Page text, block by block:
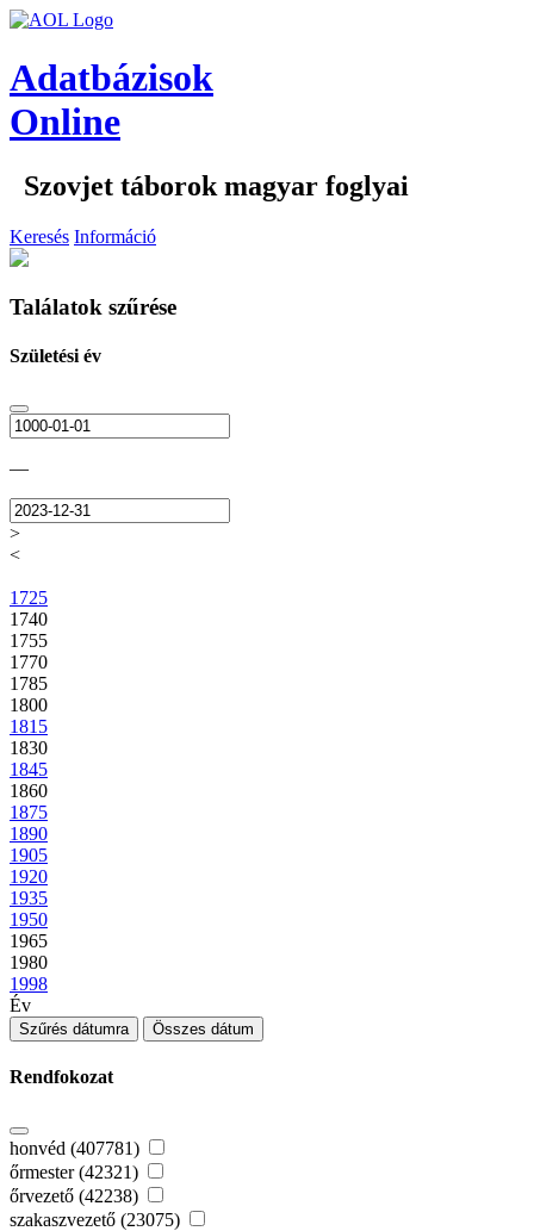
Adatbázisok
Online
Szovjet táborok magyar foglyai
Keresés Információ
Találatok szűrése
Születési év
—
>
<
1725
1740
1755
1770
1785
1800
1815
1830
1845
1860
1875
1890
1905
1920
1935
1950
1965
1980
1998
Év
Szűrés dátumra Összes dátum
Rendfokozat
honvéd (407781)
őrmester (42321)
őrvezető (42238)
szakaszvezető (23075)